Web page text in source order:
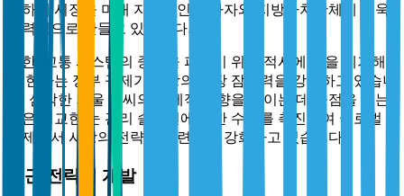
치하여 시장을 미래 지향적인 투자자와 지방자치단체에 더욱
매력적으로 만들고 있습니다.
또한, 교통 시스템의 중단을 피하기 위해 적시에 눈을 제거해
야 한다는 정부 규제가 시장의 성장 잠재력을 강화하고 있습니
다. 심각한 겨울 날씨의 경제적 영향을 줄이는 데 중점을 두는
것은 정교한 눈 관리 솔루션에 대한 수요를 촉진하여 글로벌
경제에서 시장의 전략적 관련성을 강화하고 있습니다.
최근 전략적 개발